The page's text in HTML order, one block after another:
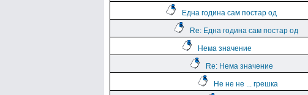
Една година сам постар од
Re: Една година сам постар од
Нема значение
Re: Нема значение
Не не не ... грешка